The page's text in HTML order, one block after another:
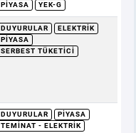
PIYASA
YEK-G
DUYURULAR
ELEKTRIK
PIYASA
SERBEST TÜKETICI
DUYURULAR
PIYASA
TEMINAT - ELEKTRIK